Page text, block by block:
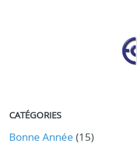
CATÉGORIES
Bonne Année (15)